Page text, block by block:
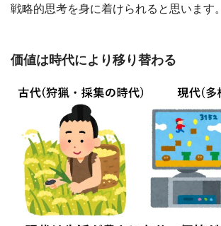
戦略的思考を身に着けられると思います。
価値は時代により移り替わる